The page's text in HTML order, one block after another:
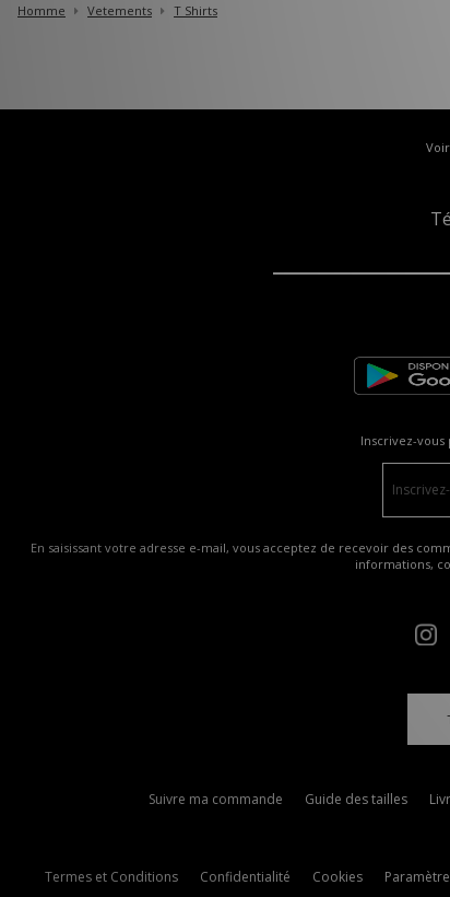
Homme
Vetements T Shirts
Inscrivez-
En saisissant votre adresse e-mail, vous acceptez de recevoir des
informations,
Suivre ma commande Guide des tailles
Termes et Conditions Confidentialité Cookies